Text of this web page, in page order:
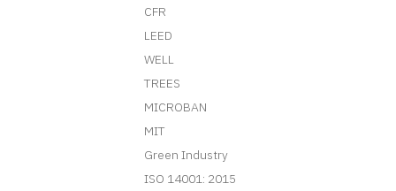
CFR
LEED
WELL
TREES
MICROBAN
MIT
Green Industry
ISO 14001: 2015